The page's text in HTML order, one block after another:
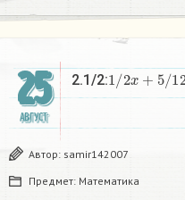
25
АВГУСТ
2.1/2:1/2 x+5/12
Автор: samir142007
Предмет: Математика